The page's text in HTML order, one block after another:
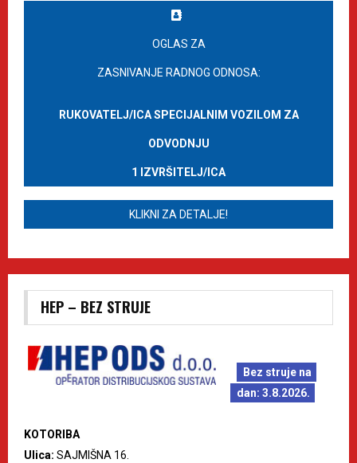
OGLAS ZA
ZASNIVANJE RADNOG ODNOSA:
RUKOVATELJ/ICA SPECIJALNIM VOZILOM ZA
ODVODNJU
1 IZVRŠITELJ/ICA
KLIKNI ZA DETALJE!
HEP – BEZ STRUJE
Bez struje na
dan: 3.8.2026.
KOTORIBA
Ulica: SAJMIŠNA 16.